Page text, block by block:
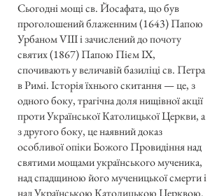
Сьогодні мощі св. Йосафата, що був
проголошений блаженним (1643) Папою
Урбаном VIII і зачислений до почоту
святих (1867) Папою Пієм IX,
спочивають у величавій базиліці св. Петра
в Римі. Історія їхнього скитання — це, з
одного боку, трагічна доля нищівної акції
проти Української Католицької Церкви, а
з другого боку, це наявний доказ
особливої опіки Божого Провидіння над
святими мощами українського мученика,
над спадщиною його мученицької смерти і